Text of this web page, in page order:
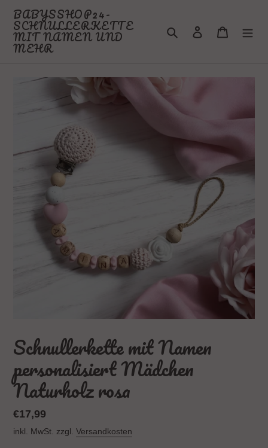
zum
Inhalt
BABYSSHOP24-
SCHNULLERKETTE
MIT NAMEN UND
MEHR
Suchen Einloggen
Schnullerkette mit Namen
personalisiert Mädchen
Naturholz rosa
Normaler
Preis
€17,99
inkl. MwSt. zzgl. Versandkosten